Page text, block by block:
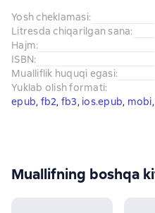
Yosh cheklamasi:
Litresda chiqarilgan sana:
Hajm:
ISBN:
Mualliflik huquqi egasi:
Yuklab olish formati:
epub, fb2, fb3, ios.epub, mobi,
Muallifning boshqa